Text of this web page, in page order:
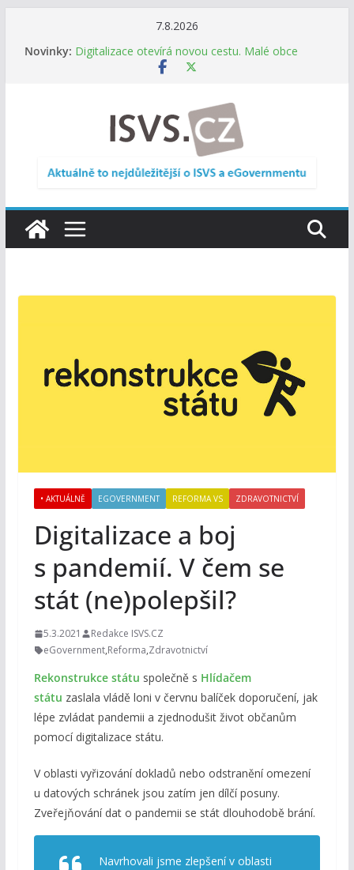
7.8.2026
Novinky: Digitalizace otevírá novou cestu. Malé obce
nemusí zanikat, mohou více spolupracovat
DIA: Informační systém dlouhodobého řízení
(ISDŘ) je od července v plném provozu
RVIS – Výbor pro architekturu a řízení ICT
zveřejnil materiály z nového jednání
Informace o obcích vždy po ruce. SMS ČR spouští
• AKTUÁLNĚ EGOVERNMENT REFORMA VS ZDRAVOTNICTVÍ
Digitalizace a boj
s pandemií. V čem se
stát (ne)polepšil?
5.3.2021
Redakce ISVS.CZ
eGovernment,Reforma,Zdravotnictví
Rekonstrukce státu společně s Hlídačem
státu zaslala vládě loni v červnu balíček doporučení, jak
lépe zvládat pandemii a zjednodušit život občanům
pomocí digitalizace státu.
V oblasti vyřizování dokladů nebo odstranění omezení
u datových schránek jsou zatím jen dílčí posuny.
Zveřejňování dat o pandemii se stát dlouhodobě brání.
Navrhovali jsme zlepšení v oblasti